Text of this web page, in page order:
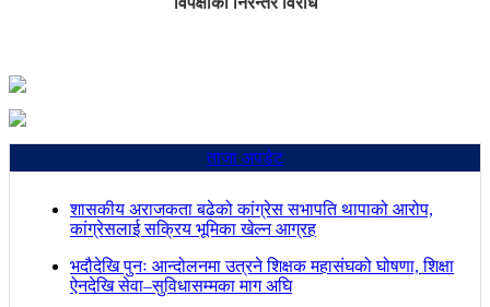
ताजा अपडेट
शासकीय अराजकता बढेको कांग्रेस सभापति थापाको आरोप,
कांग्रेसलाई सक्रिय भूमिका खेल्न आग्रह
भदौदेखि पुनः आन्दोलनमा उत्रने शिक्षक महासंघको घोषणा, शिक्षा
ऐनदेखि सेवा–सुविधासम्मका माग अघि